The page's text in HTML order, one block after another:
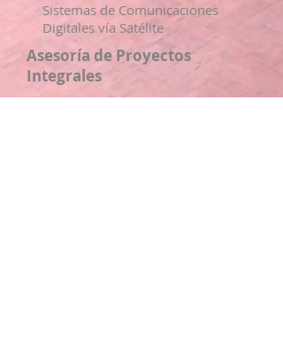
Sistemas de Comunicaciones
Digitales vía Satélite
Asesoría de Proyectos
Integrales